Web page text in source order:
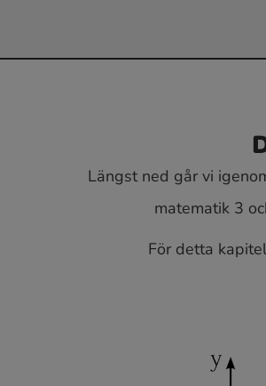
Längst ned går vi
matematik 3
För detta